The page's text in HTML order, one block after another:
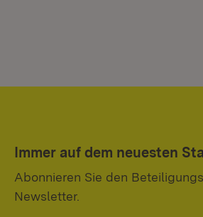
Immer auf dem neuesten
Abonnieren Sie den
Newsletter.